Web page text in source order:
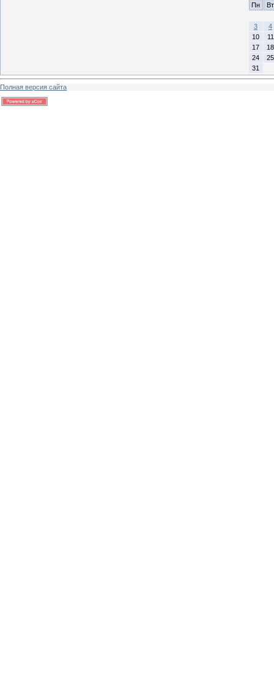
Пн
Вт
3
4
10
11
17
18
24
25
31
Полная версия сайта